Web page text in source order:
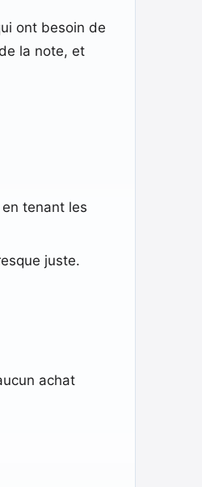
ont besoin de
la note, et
tenant les
juste.
achat